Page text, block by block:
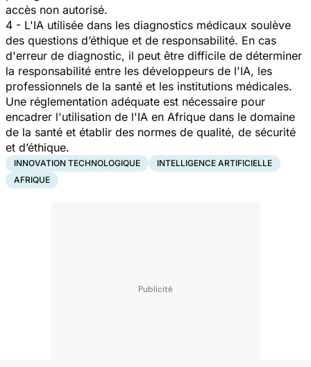
accès non autorisé.
4 - L'IA utilisée dans les diagnostics médicaux soulève
des questions d’éthique et de responsabilité. En cas
d'erreur de diagnostic, il peut être difficile de déterminer
la responsabilité entre les développeurs de l'IA, les
professionnels de la santé et les institutions médicales.
Une réglementation adéquate est nécessaire pour
encadrer l'utilisation de l'IA en Afrique dans le domaine
de la santé et établir des normes de qualité, de sécurité
et d’éthique.
INNOVATION TECHNOLOGIQUE
INTELLIGENCE ARTIFICIELLE
AFRIQUE